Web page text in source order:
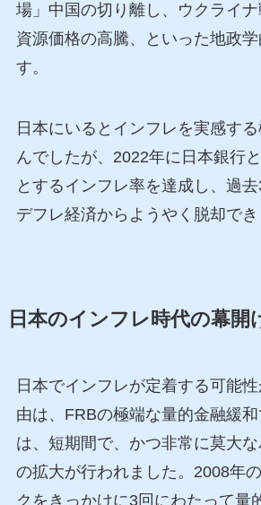
場」中国の切り離し、ウクライ
資源価格の高騰、といった地政
す。
日本にいるとインフレを実感す
んでしたが、2022年に日本銀行
とするインフレ率を達成し、過
デフレ経済からようやく脱却でき
日本のインフレ時代の幕開
日本でインフレが定着する可能
由は、FRBの極端な量的金融緩
は、短期間で、かつ非常に莫大
の拡大が行われました。2008年
クをきっかけに3回にわたって量